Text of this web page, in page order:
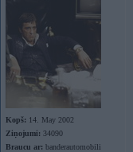
Kopš: 14. May 2002
Ziņojumi: 34090
Braucu ar: banderautomobili